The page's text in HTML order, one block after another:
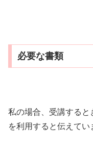
必要な書類
私の場合、受講する
を利用すると伝えてい